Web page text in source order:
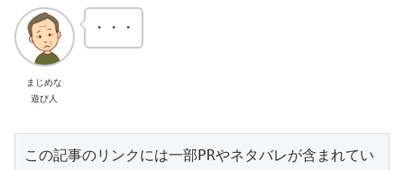
まじめな
遊び人
・・・
この記事のリンクには一部PRやネタバレが含まれてい